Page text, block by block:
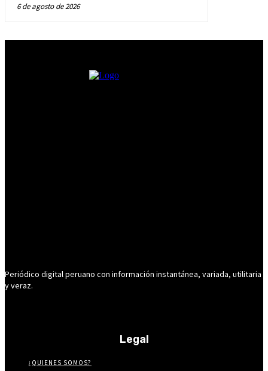
6 de agosto de 2026
Periódico digital peruano con información instantánea, variada, utilitaria
y veraz.
Legal
¿QUIENES SOMOS?